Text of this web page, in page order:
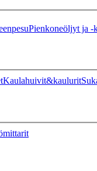
Pienkoneöljyt ja -
Kaulahuivit&kaulurit